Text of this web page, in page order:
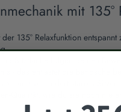
mit 135°
135° Relaxfunktion
Sitzfläche folgen deinen
- das entlastet die
und verhindert starres Sitzen.
Qualität, wie du sie noch nie